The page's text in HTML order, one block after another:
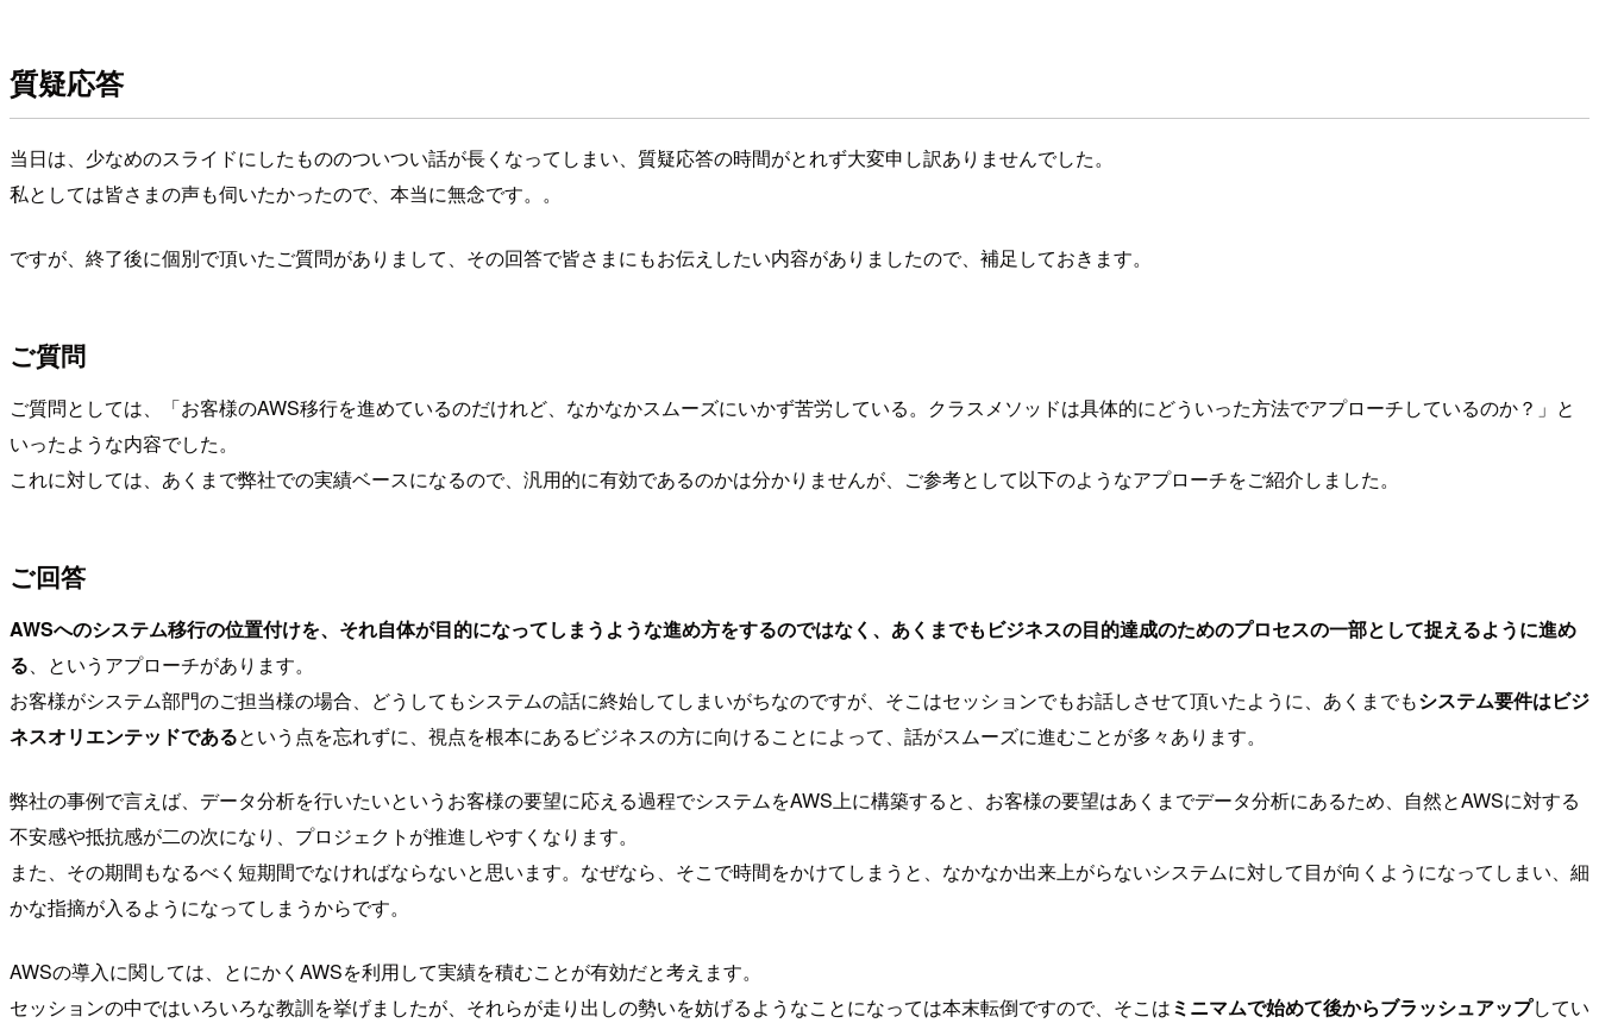
質疑応答
当日は、少なめのスライドにしたもののついつい話が長くなってしまい、質疑応答の時間がとれず大変申し訳ありませんでした。
私としては皆さまの声も伺いたかったので、本当に無念です。。
ですが、終了後に個別で頂いたご質問がありまして、その回答で皆さまにもお伝えしたい内容がありましたので、補足しておきます。
ご質問
ご質問としては、「お客様のAWS移行を進めているのだけれど、なかなかスムーズにいかず苦労している。クラスメソッドは具体的にどういった方法でアプローチしているのか？」と
いったような内容でした。
これに対しては、あくまで弊社での実績ベースになるので、汎用的に有効であるのかは分かりませんが、ご参考として以下のようなアプローチをご紹介しました。
ご回答
AWSへのシステム移行の位置付けを、それ自体が目的になってしまうような進め方をするのではなく、あくまでもビジネスの目的達成のためのプロセスの一部として捉えるように進め
る、というアプローチがあります。
お客様がシステム部門のご担当様の場合、どうしてもシステムの話に終始してしまいがちなのですが、そこはセッションでもお話しさせて頂いたように、あくまでもシステム要件はビジ
ネスオリエンテッドであるという点を忘れずに、視点を根本にあるビジネスの方に向けることによって、話がスムーズに進むことが多々あります。
弊社の事例で言えば、データ分析を行いたいというお客様の要望に応える過程でシステムをAWS上に構築すると、お客様の要望はあくまでデータ分析にあるため、自然とAWSに対する
不安感や抵抗感が二の次になり、プロジェクトが推進しやすくなります。
また、その期間もなるべく短期間でなければならないと思います。なぜなら、そこで時間をかけてしまうと、なかなか出来上がらないシステムに対して目が向くようになってしまい、細
かな指摘が入るようになってしまうからです。
AWSの導入に関しては、とにかくAWSを利用して実績を積むことが有効だと考えます。
セッションの中ではいろいろな教訓を挙げましたが、それらが走り出しの勢いを妨げるようなことになっては本末転倒ですので、そこはミニマムで始めて後からブラッシュアップしてい